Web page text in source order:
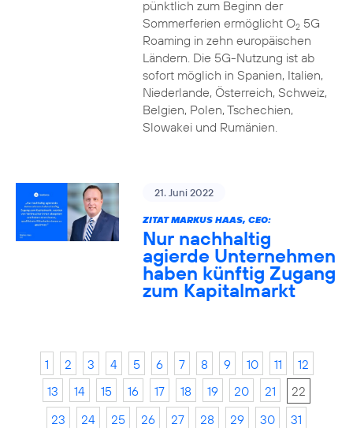
pünktlich zum Beginn der
Sommerferien ermöglicht O25G
Roaming in zehn europäischen
Ländern. Die 5G-Nutzung ist ab
sofort möglich in Spanien, Italien,
Niederlande, Österreich, Schweiz,
Belgien, Polen, Tschechien,
Slowakei und Rumänien.
21. Juni 2022
ZITAT MARKUS HAAS, CEO:
Nur nachhaltig
agierde Unternehmen
haben künftig Zugang
zum Kapitalmarkt
1 2 3 4 5 6 7 8 9 10 11
12
13
14 15 16 17 18 19 20 21
22
23
24 25 26 27 28 29 30
31